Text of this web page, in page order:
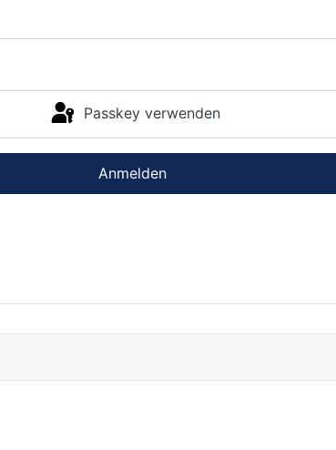
Passkey verwenden
Anmelden